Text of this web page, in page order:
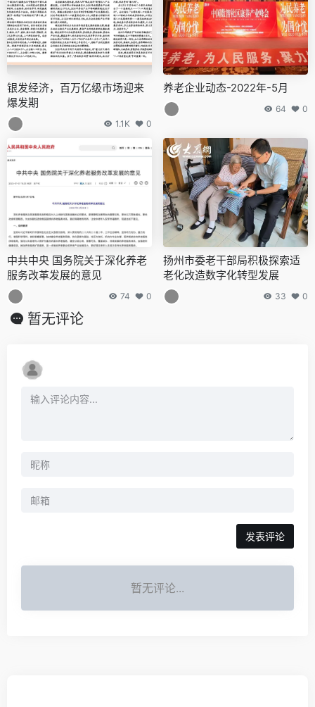
银发经济，百万亿级市场迎来
爆发期
1.1K 0
养老企业动态-2022年-5月
64 0
中共中央 国务院关于深化养老
服务改革发展的意见
74 0
扬州市委老干部局积极探索适
老化改造数字化转型发展
33 0
暂无评论
发表评论
暂无评论...